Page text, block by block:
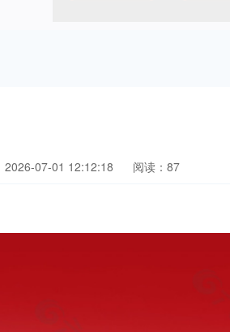
2026-07-01 12:12:18 阅读：87